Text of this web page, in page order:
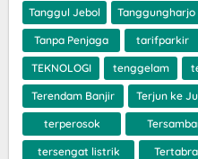
Tanggul Jebol Tanggungharjo
Tanpa Penjaga tarifparkir
TEKNOLOGI tenggelam
Terendam Banjir Terjun ke
terperosok
tersengat listrik